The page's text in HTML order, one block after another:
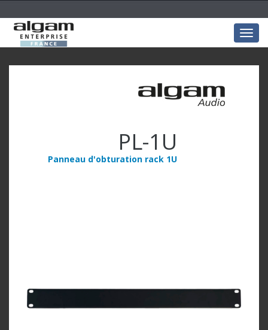
PL-1U
Panneau d'obturation rack 1U